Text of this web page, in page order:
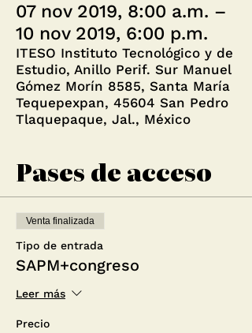
07 nov 2019, 8:00 a.m. –
10 nov 2019, 6:00 p.m.
ITESO Instituto Tecnológico y de
Estudio, Anillo Perif. Sur Manuel
Gómez Morín 8585, Santa María
Tequepexpan, 45604 San Pedro
Tlaquepaque, Jal., México
Pases de acceso
Venta finalizada
Tipo de entrada
SAPM+congreso
Leer más
Precio